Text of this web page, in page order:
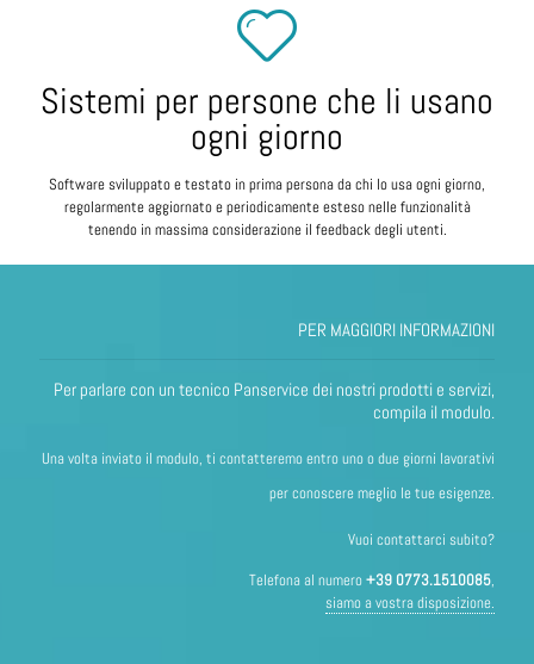
Sistemi per persone che li usano
ogni giorno
Software sviluppato e testato in prima persona da chi lo usa ogni giorno,
regolarmente aggiornato e periodicamente esteso nelle funzionalità
tenendo in massima considerazione il feedback degli utenti.
PER MAGGIORI INFORMAZIONI
Per parlare con un tecnico Panservice dei nostri prodotti e servizi,
compila il modulo.
Una volta inviato il modulo, ti contatteremo entro uno o due giorni lavorativi
per conoscere meglio le tue esigenze.
Vuoi contattarci subito?
Telefona al numero+39 0773.1510085,
siamo a vostra disposizione.